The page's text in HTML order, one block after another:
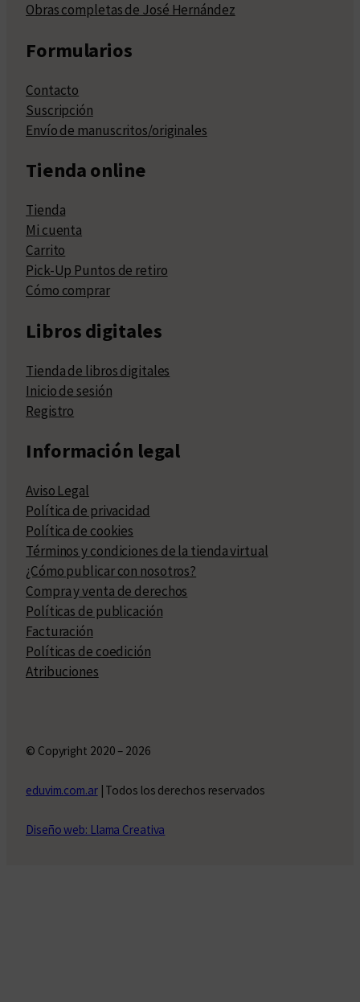
Obras completas de José Hernández
Formularios
Contacto
Suscripción
Envío de manuscritos/originales
Tienda online
Tienda
Mi cuenta
Carrito
Pick-Up Puntos de retiro
Cómo comprar
Libros digitales
Tienda de libros digitales
Inicio de sesión
Registro
Información legal
Aviso Legal
Política de privacidad
Política de cookies
Términos y condiciones de la tienda virtual
¿Cómo publicar con nosotros?
Compra y venta de derechos
Políticas de publicación
Facturación
Políticas de coedición
Atribuciones
© Copyright 2020 – 2026
eduvim.com.ar| Todos los derechos reservados
Diseño web: Llama Creativa